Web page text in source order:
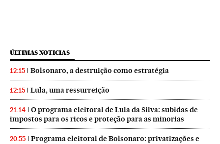
ÚLTIMAS NOTICIAS
12:15 Bolsonaro, a destruição como estratégia
12:15 Lula, uma ressurreição
21:14
O programa eleitoral de Lula da Silva: subidas de
impostos para os ricos e proteção para as minorias
20:55
Programa eleitoral de Bolsonaro: privatizações e